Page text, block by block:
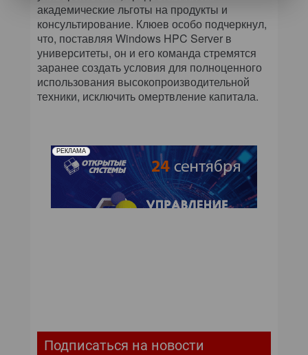
академические льготы на продукты и
консультирование. Клюев особо подчеркнул,
что, поставляя Windows HPC Server в
университеты, он и его команда стремятся
заранее создать условия для полноценного
использования высокопроизводительной
техники, исключить омертвление капитала.
РЕКЛАМА
Подписаться на новости